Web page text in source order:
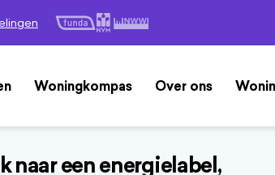
Woningkompas Over ons
naar een energielabel,